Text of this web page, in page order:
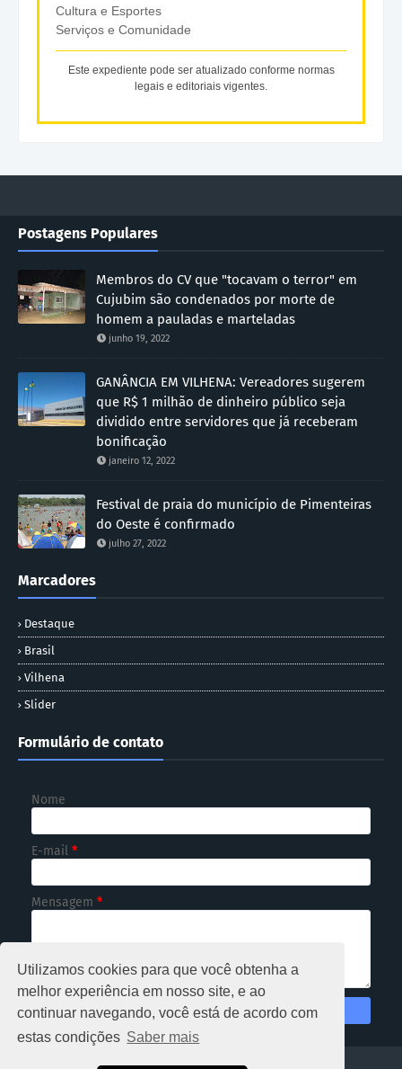
Utilizamos cookies para que você obtenha a
melhor experiência em nosso site, e ao
continuar navegando, você está de acordo com
estas condições Saber mais
Cultura e Esportes
Serviços e Comunidade
Este expediente pode ser atualizado conforme normas
legais e editoriais vigentes.
Postagens Populares
Membros do CV que "tocavam o terror" em
Cujubim são condenados por morte de
homem a pauladas e marteladas
junho 19, 2022
GANÂNCIA EM VILHENA: Vereadores sugerem
que R$ 1 milhão de dinheiro público seja
dividido entre servidores que já receberam
bonificação
janeiro 12, 2022
Festival de praia do município de Pimenteiras
do Oeste é confirmado
julho 27, 2022
Marcadores
Destaque
Brasil
Vilhena
Slider
Formulário de contato
Nome
E-mail *
Mensagem *